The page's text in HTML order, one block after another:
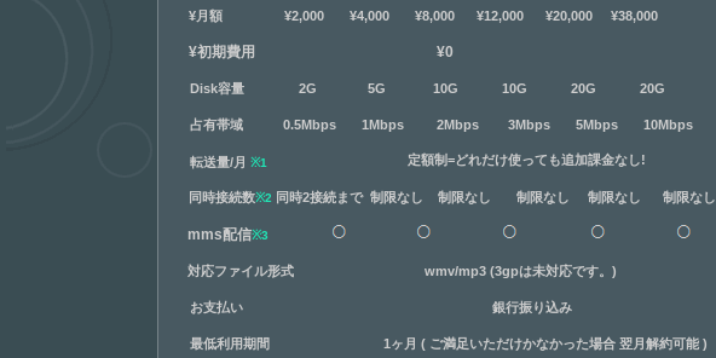
¥月額 ¥2,000 ¥4,000 ¥8,000 ¥12,000 ¥20,000 ¥38,000
¥初期費用 ¥0
Disk容量 2G 5G 10G 10G 20G 20G
占有帯域 0.5Mbps 1Mbps 2Mbps 3Mbps 5Mbps 10Mbps
転送量/月 ※1 定額制=どれだけ使っても追加課金なし!
同時接続数※2 同時2接続まで 制限なし 制限なし 制限なし 制限なし 制限なし
mms配信※3
対応ファイル形式 wmv/mp3 (3gpは未対応です。)
お支払い 銀行振り込み
最低利用期間 1ヶ月 ( ご満足いただけかなかった場合 翌月解約可能 )